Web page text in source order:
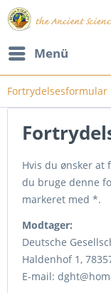
Menü
Fortrydelsesformular
Hvis du ønsker at
du bruge denne
markeret med *.
Modtager:
Deutsche
Haldenhof 1,
E-mail: